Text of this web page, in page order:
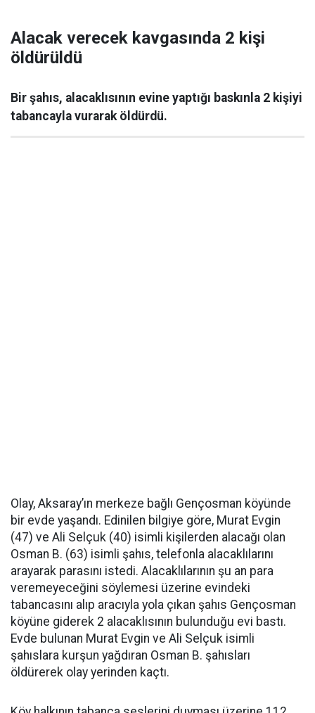
Alacak verecek kavgasında 2 kişi
öldürüldü
Bir şahıs, alacaklısının evine yaptığı baskınla 2 kişiyi
tabancayla vurarak öldürdü.
Olay, Aksaray’ın merkeze bağlı Gençosman köyünde
bir evde yaşandı. Edinilen bilgiye göre, Murat Evgin
(47) ve Ali Selçuk (40) isimli kişilerden alacağı olan
Osman B. (63) isimli şahıs, telefonla alacaklılarını
arayarak parasını istedi. Alacaklılarının şu an para
veremeyeceğini söylemesi üzerine evindeki
tabancasını alıp aracıyla yola çıkan şahıs Gençosman
köyüne giderek 2 alacaklısının bulunduğu evi bastı.
Evde bulunan Murat Evgin ve Ali Selçuk isimli
şahıslara kurşun yağdıran Osman B. şahısları
öldürerek olay yerinden kaçtı.